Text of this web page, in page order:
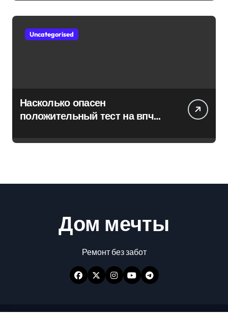
Uncategorised
Насколько опасен
положительный тест на впч
Дом мечты
Ремонт без забот